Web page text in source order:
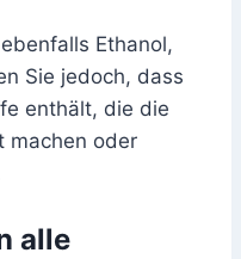
Ethanol,
Sie jedoch, dass
enthält, die die
machen oder
alle